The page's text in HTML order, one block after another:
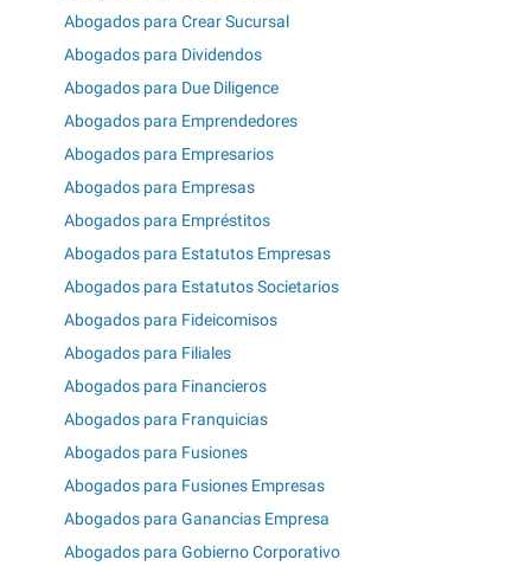
Abogados para Crear Sucursal
Abogados para Dividendos
Abogados para Due Diligence
Abogados para Emprendedores
Abogados para Empresarios
Abogados para Empresas
Abogados para Empréstitos
Abogados para Estatutos Empresas
Abogados para Estatutos Societarios
Abogados para Fideicomisos
Abogados para Filiales
Abogados para Financieros
Abogados para Franquicias
Abogados para Fusiones
Abogados para Fusiones Empresas
Abogados para Ganancias Empresa
Abogados para Gobierno Corporativo